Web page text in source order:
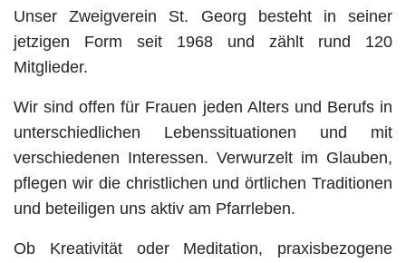
Unser Zweigverein St. Georg besteht in seiner
jetzigen Form seit 1968 und zählt rund 120
Mitglieder.
Wir sind offen für Frauen jeden Alters und Berufs in
unterschiedlichen Lebenssituationen und mit
verschiedenen Interessen. Verwurzelt im Glauben,
pflegen wir die christlichen und örtlichen Traditionen
und beteiligen uns aktiv am Pfarrleben.
Ob Kreativität oder Meditation, praxisbezogene